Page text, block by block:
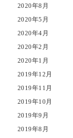
2020年8月
2020年5月
2020年4月
2020年2月
2020年1月
2019年12月
2019年11月
2019年10月
2019年9月
2019年8月